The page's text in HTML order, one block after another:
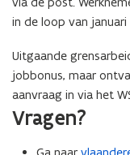
in de loop van
Uitgaande
jobbonus, maar
aanvraag in via het
Vragen?